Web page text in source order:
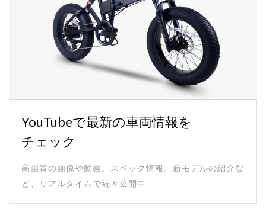
YouTubeで最新の車両情報を
チェック
高画質の画像や動画、スペック情報、新モデルの紹介な
ど、リアルタイムで続々公開中